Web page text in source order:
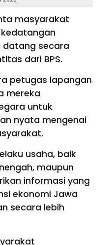
masyarakat
datang secara
dari BPS.
petugas lapangan
mereka
untuk
nyata mengenai
usaha, baik
maupun
informasi yang
ekonomi Jawa
secara lebih